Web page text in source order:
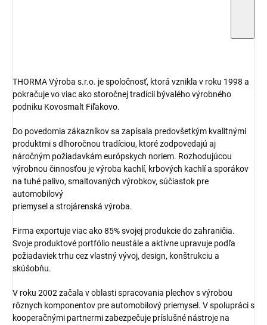
THORMA Výroba s.r.o. je spoločnosť, ktorá vznikla v roku 1998 a
pokračuje vo viac ako storočnej tradícii bývalého výrobného
podniku Kovosmalt Fiľakovo.
Do povedomia zákazníkov sa zapísala predovšetkým kvalitnými
produktmi s dlhoročnou tradíciou, ktoré zodpovedajú aj
náročným požiadavkám európskych noriem. Rozhodujúcou
výrobnou činnosťou je výroba kachlí, krbových kachlí a sporákov
na tuhé palivo, smaltovaných výrobkov, súčiastok pre
automobilový
priemysel a strojárenská výroba.
Firma exportuje viac ako 85% svojej produkcie do zahraničia.
Svoje produktové portfólio neustále a aktívne upravuje podľa
požiadaviek trhu cez vlastný vývoj, design, konštrukciu a
skúšobňu.
V roku 2002 začala v oblasti spracovania plechov s výrobou
rôznych komponentov pre automobilový priemysel. V spolupráci s
kooperačnými partnermi zabezpečuje príslušné nástroje na